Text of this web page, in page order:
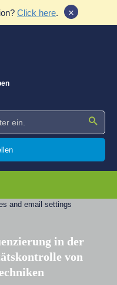
Click here. ×
in der
von